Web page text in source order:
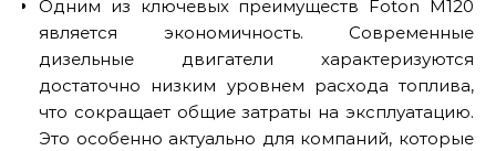
Одним из ключевых преимуществ Foton M120
является экономичность. Современные
дизельные двигатели характеризуются
достаточно низким уровнем расхода топлива,
что сокращает общие затраты на эксплуатацию.
Это особенно актуально для компаний, которые